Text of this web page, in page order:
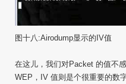
图十八:Airodump显示的IV值
在这儿，我们对Packet 的值不
WEP，IV 值则是个很重要的数